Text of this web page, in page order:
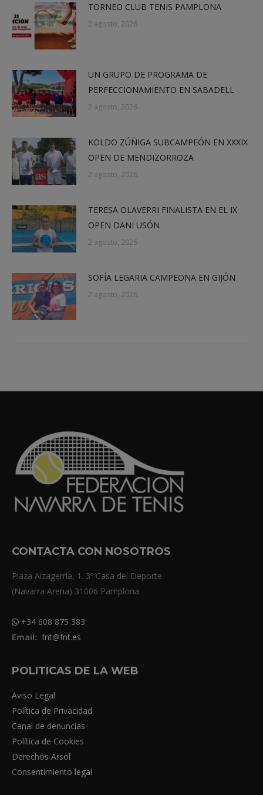
TORNEO CLUB TENIS PAMPLONA
2 agosto, 2026
UN GRUPO DE PROGRAMA DE
PERFECCIONAMIENTO EN SABADELL
2 agosto, 2026
KOLDO ZÚÑIGA SUBCAMPEÓN EN XXXIX
OPEN DE MENDIZORROZA
2 agosto, 2026
TERESA OLAVERRI FINALISTA EN EL IX
OPEN DANI USÓN
2 agosto, 2026
SOFÍA LEGARIA CAMPEONA EN GIJÓN
2 agosto, 2026
CONTACTA CON NOSOTROS
Plaza Aizagerria, 1. 3º Casa del Deporte
(Navarra Arena) 31006 Pamplona
+34 608 875 383
Email: fnt@fnt.es
POLITICAS DE LA WEB
Aviso Legal
Política de Privacidad
Canal de denuncias
Política de Cookies
Derechos Arsol
Consentimiento legal